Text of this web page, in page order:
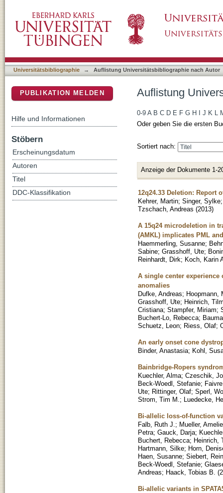
Universitätsbibliographie → Auflistung Universitätsbibliographie nach Autor
Auflistung
0-9 A B C D E F G H J K L
Oder geben Sie die ersten
Sortiert nach:
Anzeige der Dokumente 1-
12q24.33 Deletion: Report
Kehrer, Martin; Singer, Sylke
Tzschach, Andreas (2013)
A 15q24 microdeletion in
(AMKL) implicates PML
Haemmerling, Susanne;
Sabine; Grasshoff, Ute;
Reinhardt, Dirk; Koch, Karin
A single center
anomalies
Dufke, Andreas; Hoopmann,
Grasshoff, Ute; Heinrich,
Cristiana; Stampfer, Miriam;
Buchert-Lo, Rebecca;
Schuetz, Leon; Riess, Olaf;
An early onset cone
Binder, Anastasia; Kohl,
Bainbridge-Ropers
Kuechler, Alma; Czeschik,
Beck-Woedl, Stefanie;
Ute; Rittinger, Olaf; Sperl,
Strom, Tim M. ; Luedecke,
Bi-allelic loss-of-function
Falb, Ruth J. ; Mueller,
Petra; Gauck, Darja;
Buchert, Rebecca; Heinrich,
Hartmann, Silke; Horn,
Haen, Susanne; Siebert,
Beck-Woedl, Stefanie;
Andreas; Haack, Tobias B. (
Bi-allelic variants in
PUBLIKATION MELDEN
Hilfe und Informationen
Stöbern
Erscheinungsdatum
Autoren
Titel
DDC-Klassifikation